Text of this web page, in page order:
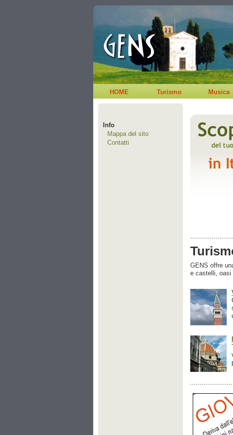
HOME Turismo Musica
Info
Mappa del sito
Contatti
GENS offre
e castelli, oasi